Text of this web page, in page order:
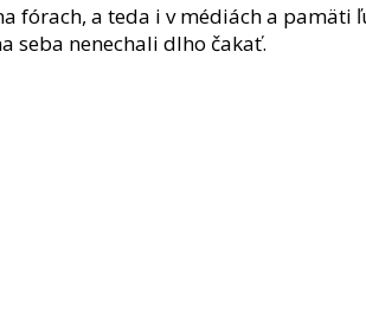
fórach, a teda i v médiách a pamäti
seba nenechali dlho čakať.